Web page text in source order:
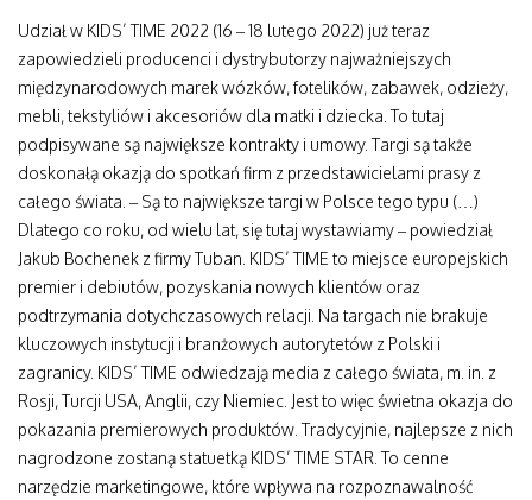
Udział w KIDS’ TIME 2022 (16 – 18 lutego 2022) już teraz
zapowiedzieli producenci i dystrybutorzy najważniejszych
międzynarodowych marek wózków, fotelików, zabawek, odzieży,
mebli, tekstyliów i akcesoriów dla matki i dziecka. To tutaj
podpisywane są największe kontrakty i umowy. Targi są także
doskonałą okazją do spotkań firm z przedstawicielami prasy z
całego świata. – Są to największe targi w Polsce tego typu (…)
Dlatego co roku, od wielu lat, się tutaj wystawiamy – powiedział
Jakub Bochenek z firmy Tuban. KIDS’ TIME to miejsce europejskich
premier i debiutów, pozyskania nowych klientów oraz
podtrzymania dotychczasowych relacji. Na targach nie brakuje
kluczowych instytucji i branżowych autorytetów z Polski i
zagranicy. KIDS’ TIME odwiedzają media z całego świata, m. in. z
Rosji, Turcji USA, Anglii, czy Niemiec. Jest to więc świetna okazja do
pokazania premierowych produktów. Tradycyjnie, najlepsze z nich
nagrodzone zostaną statuetką KIDS’ TIME STAR. To cenne
narzędzie marketingowe, które wpływa na rozpoznawalność